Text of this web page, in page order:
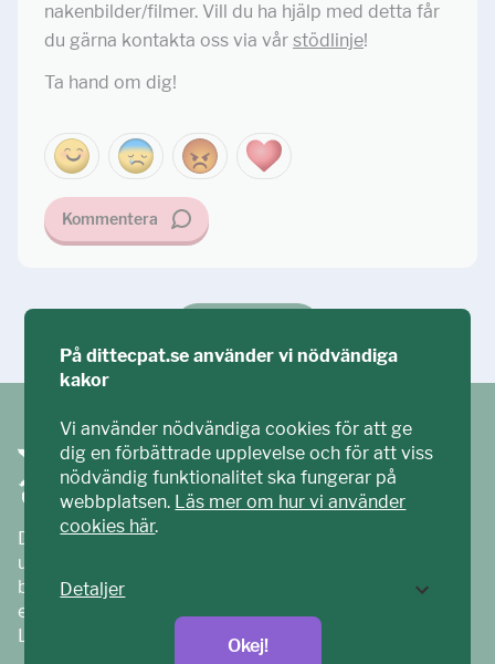
nakenbilder/filmer. Vill du ha hjälp med detta får
du gärna kontakta oss via vår stödlinje!
Ta hand om dig!
Kommentera
Ditt ECPAT har tagits fram tillsammans med barn och
unga. Vi är en del av ECPAT Sverige – en
barnrättsorganisation som arbetar mot sexuell
exploatering av barn.
Läs mer på
På dittecpat.se använder vi nödvändiga
kakor
Vi använder nödvändiga cookies för att ge
dig en förbättrade upplevelse och för att viss
nödvändig funktionalitet ska fungerar på
webbplatsen. Läs mer om hur vi använder
cookies här.
Detaljer
Okej!